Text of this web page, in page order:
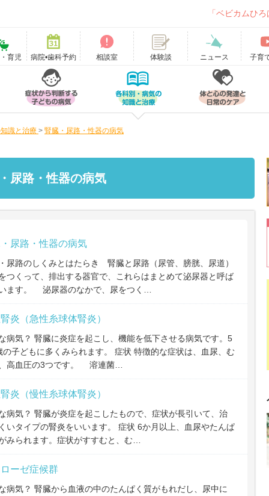
「ベビカムひ
育児 病院•歯科予約 相談室 体験談 ニュース 子育
識と治療 > 腎臓・尿路・性器の病気
尿路・性器の病気
尿路・性器の病気
尿路のしくみとはたらき 腎臓と尿路（尿管、膀胱、尿道）
つくって、排出する器官で、これらはまとめて泌尿器と呼ば
ます。 泌尿器のなかで、尿をつく…
炎（急性糸球体腎炎）
病気？ 腎臓に炎症を起こし、機能を低下させる病気です。5
の子どもに多くみられます。 症状 特徴的な症状は、血尿、む
高血圧の3つです。 溶連菌…
炎（慢性糸球体腎炎）
病気？ 腎臓が炎症を起こしたもので、症状が長引いて、治
いタイプの腎炎をいいます。 症状 6か月以上、血尿やたんぱ
みられます。症状がすすむと、む…
ーゼ症候群
病気？ 腎臓から血液の中のたんぱく質がもれだし、尿中に